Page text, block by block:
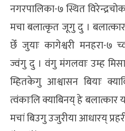
नगरपालिका-७ स्थित
मचा बलात्कृत जूगु दु ।
छेँ जुयाः कागेश्वरी मनहरा-७
ज्वंगु दु । वंगु मंगलवाः उम्ह
म्हितकेगु आश्वासन बियाः
त्वंकाःलि क्याबिनय् हे बलात्कार
मचां बिउगु उजुरीया आधारय्